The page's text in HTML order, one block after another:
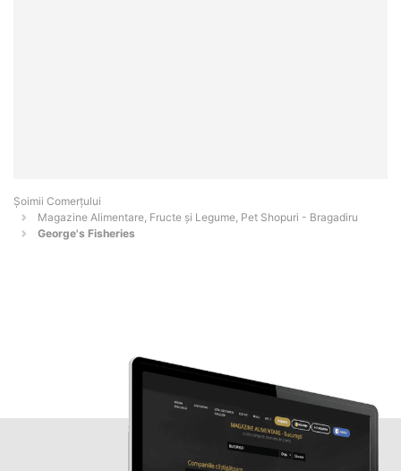
Șoimii Comerțului
Magazine Alimentare, Fructe și Legume, Pet Shopuri - Bragadiru
George's Fisheries